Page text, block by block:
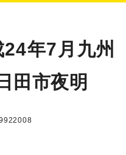
24年7月九州
田市夜明